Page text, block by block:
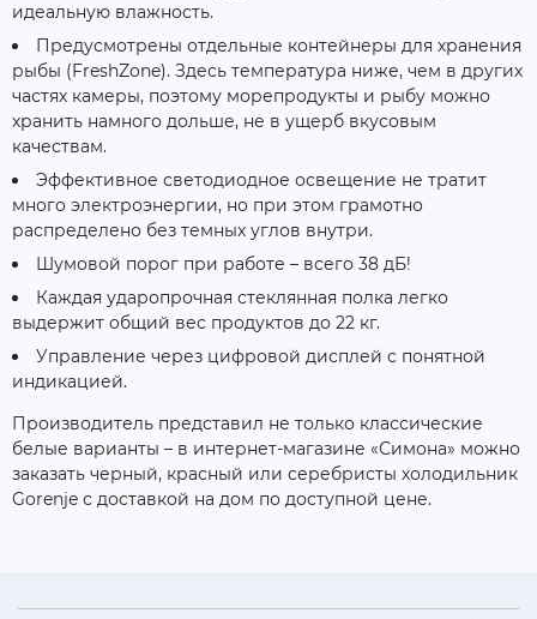
идеальную влажность.
Предусмотрены отдельные контейнеры для хранения
рыбы (FreshZone). Здесь температура ниже, чем в других
частях камеры, поэтому морепродукты и рыбу можно
хранить намного дольше, не в ущерб вкусовым
качествам.
Эффективное светодиодное освещение не тратит
много электроэнергии, но при этом грамотно
распределено без темных углов внутри.
Шумовой порог при работе – всего 38 дБ!
Каждая ударопрочная стеклянная полка легко
выдержит общий вес продуктов до 22 кг.
Управление через цифровой дисплей с понятной
индикацией.
Производитель представил не только классические
белые варианты – в интернет-магазине «Симона» можно
заказать черный, красный или серебристы холодильник
Gorenje с доставкой на дом по доступной цене.